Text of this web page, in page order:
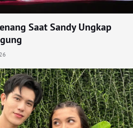
Saat Sandy Ungkap